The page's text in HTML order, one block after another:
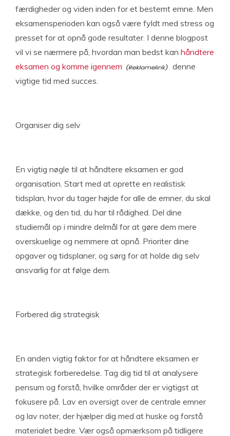
færdigheder og viden inden for et bestemt emne. Men
eksamensperioden kan også være fyldt med stress og
presset for at opnå gode resultater. I denne blogpost
vil vi se nærmere på, hvordan man bedst kan håndtere
eksamen og komme igennem
denne
vigtige tid med succes.
Organiser dig selv
En vigtig nøgle til at håndtere eksamen er god
organisation. Start med at oprette en realistisk
tidsplan, hvor du tager højde for alle de emner, du skal
dække, og den tid, du har til rådighed. Del dine
studiemål op i mindre delmål for at gøre dem mere
overskuelige og nemmere at opnå. Prioriter dine
opgaver og tidsplaner, og sørg for at holde dig selv
ansvarlig for at følge dem.
Forbered dig strategisk
En anden vigtig faktor for at håndtere eksamen er
strategisk forberedelse. Tag dig tid til at analysere
pensum og forstå, hvilke områder der er vigtigst at
fokusere på. Lav en oversigt over de centrale emner
og lav noter, der hjælper dig med at huske og forstå
materialet bedre. Vær også opmærksom på tidligere